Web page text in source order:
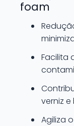
foam
Facilita
verniz
Agiliza